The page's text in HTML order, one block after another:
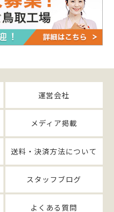
運営会社
メディア掲載
送料・決済方法について
スタッフブログ
よくある質問